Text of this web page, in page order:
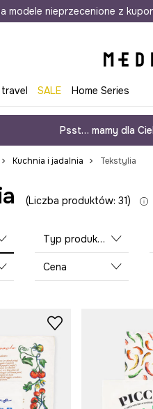
w 24h Darmowa
modele nieprzecenione z
SALE Home Series
Psst… mamy dla
Kuchnia i jadalnia Tekstylia
Liczba produktów: 31
Typ produktu
Cena